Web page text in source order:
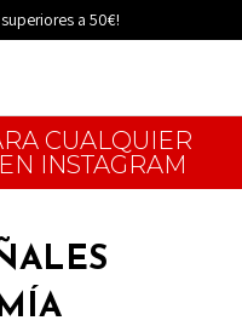
a 50€!
CUALQUIER
INSTAGRAM